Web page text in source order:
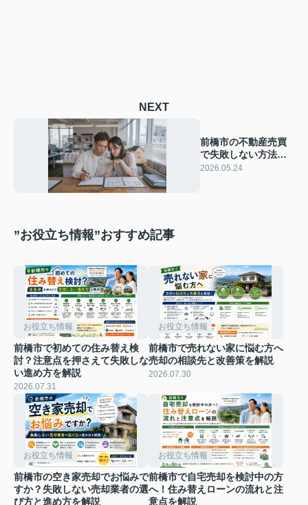
NEXT
前橋市の不動産売買
で失敗しない方法と
は？慎重派のための
2026.05.24
”お役立ち情報”おすすめ記事
お役立ち情報
前橋市で初めての住み替え検
討？注意点を押さえて失敗しな
い進め方を解説
2026.07.31
お役立ち情報
前橋市で売れない家に悩む方へ
売却の相談先と改善策を解説
2026.07.30
お役立ち情報
前橋市の空き家売却でお悩みで
すか？失敗しない売却業者の選
び方と進め方を解説
お役立ち情報
前橋市で自宅売却を検討中の方
へ！住み替えローンの流れと注
意点を解説